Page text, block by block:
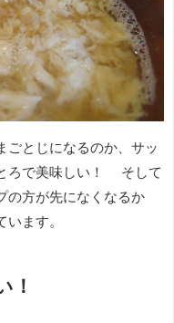
ごとじになるのか、サッ
ろで美味しい！ そして
の方が先になくなるか
ます。
！